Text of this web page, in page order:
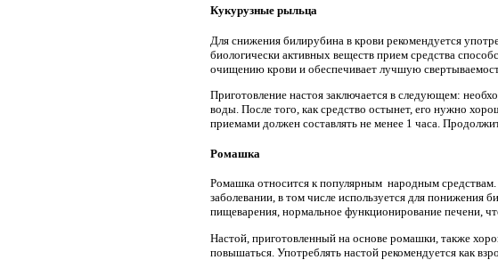
Кукурузные рыльца
Для снижения билирубина в крови рекомендуется
биологически активных веществ прием средства
очищению крови и обеспечивает лучшую
Приготовление настоя заключается в следующем:
воды. После того, как средство остынет, его нужно
приемами должен составлять не менее 1 часа.
Ромашка
Ромашка относится к популярным народным
заболевании, в том числе используется для
пищеварения, нормальное функционирование печени,
Настой, приготовленный на основе ромашки, также
повышаться. Употреблять настой рекомендуется как